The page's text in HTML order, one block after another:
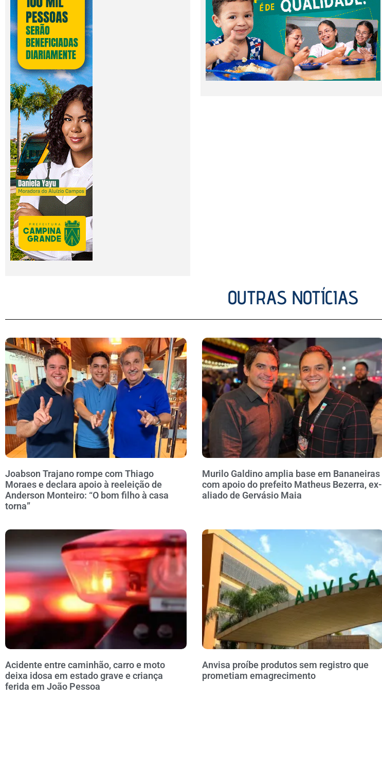
OUTRAS NOTÍCIAS
Joabson Trajano rompe com Thiago
Moraes e declara apoio à reeleição de
Anderson Monteiro: “O bom filho à casa
torna”
Murilo Galdino amplia base em Bananeiras
com apoio do prefeito Matheus Bezerra, ex-
aliado de Gervásio Maia
Acidente entre caminhão, carro e moto
deixa idosa em estado grave e criança
ferida em João Pessoa
Anvisa proíbe produtos sem registro que
prometiam emagrecimento